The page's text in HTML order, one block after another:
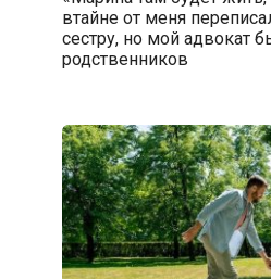
втайне от меня
сестру, но мой адвокат
родственников